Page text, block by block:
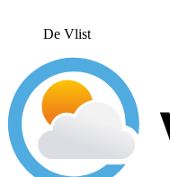
De Vlist